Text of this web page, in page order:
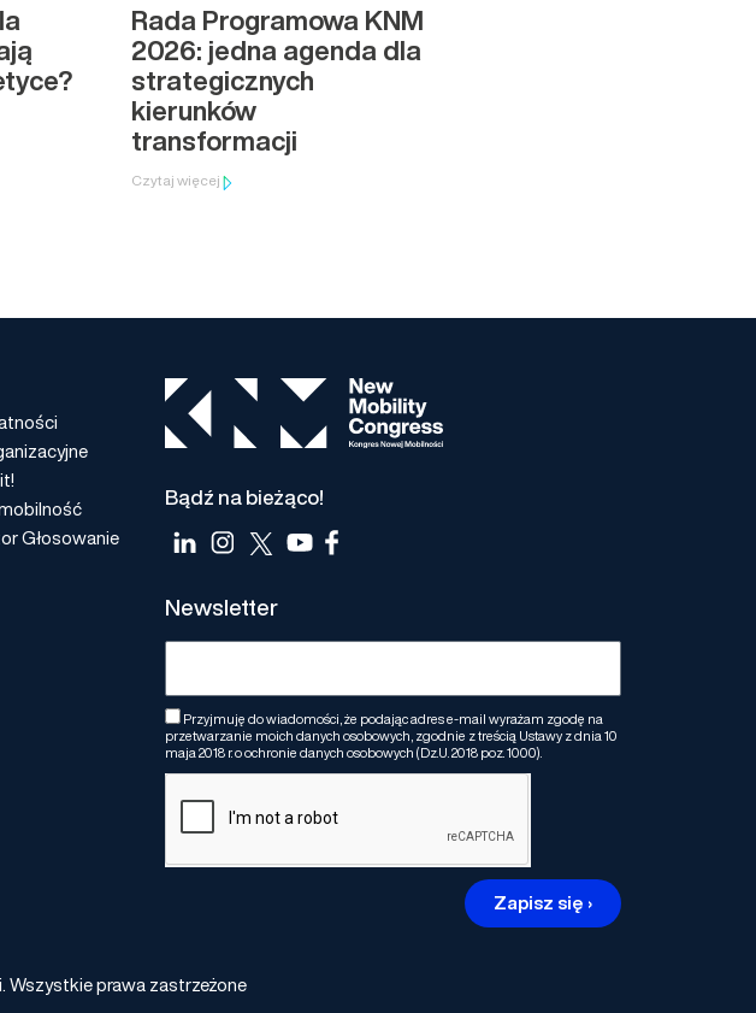
Rada Programowa KNM
2026: jedna agenda dla
strategicznych
kierunków
transformacji
Czytaj więcej
Głosowanie
Bądź na bieżąco!
Newsletter
Przyjmuję do wiadomości, że podając adres e-mail wyrażam zgodę na
przetwarzanie moich danych osobowych, zgodnie z treścią Ustawy z dnia 10
maja 2018 r. o ochronie danych osobowych (Dz.U. 2018 poz. 1000).
Zapisz się ›
prawa zastrzeżone